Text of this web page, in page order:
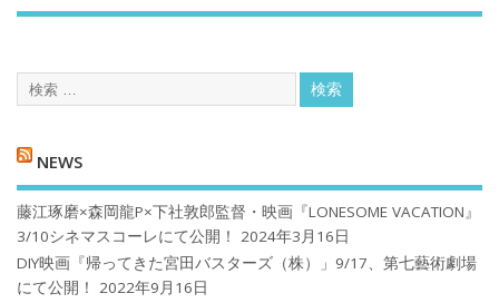
NEWS
藤江琢磨×森岡龍P×下社敦郎監督・映画『LONESOME VACATION』
3/10シネマスコーレにて公開！
2024年3月16日
DIY映画『帰ってきた宮田バスターズ（株）」9/17、第七藝術劇場
にて公開！
2022年9月16日